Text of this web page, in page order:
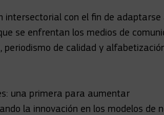
intersectorial con el fin de adaptarse
se enfrentan los medios de
de calidad y
una primera para aumentar
la innovación en los modelos de